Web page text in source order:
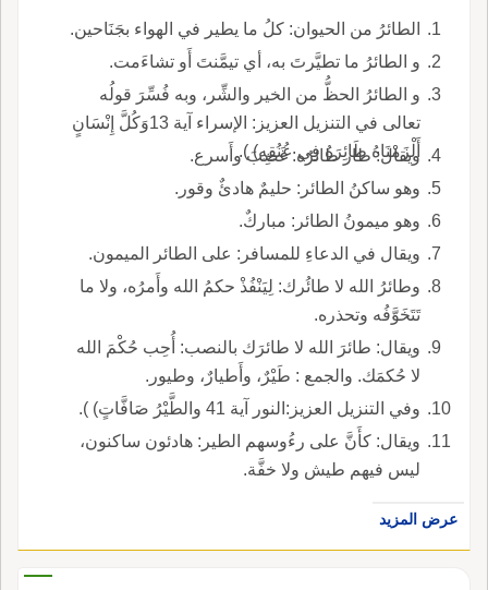
الطائرُ من الحيوان: كلُ ما يطير في الهواء بجَنَاحين.
و الطائرُ ما تطيَّرتَ به، أي تيمَّنتَ أَو تشاءَمت.
و الطائرُ الحظُّ من الخير والشِّر، وبه فُسِّرَ قولُه
تعالى في التنزيل العزيز: الإسراء آية 13وَكُلَّ إِنْسَانٍ
أَلْزَمْنَاهُ طَائِرَهُ فِي عُنُقِهِ) ).
ويقال: طار طائرُه: غَضِبَ وأَسرع.
وهو ساكنُ الطائر: حليمٌ هادئٌ وقور.
وهو ميمونُ الطائر: مباركٌ.
ويقال في الدعاءِ للمسافر: على الطائر الميمون.
وطائرُ الله لا طائُرك: لِيَنْفُذْ حكمُ الله وأَمرُه، ولا ما
تَتَخَوَّفُه وتحذره.
ويقال: طائرَ الله لا طائرَك بالنصب: أُحِب حُكْمَ الله
لا حُكمَك. والجمع : طَيْرٌ، وأَطيارٌ، وطيور.
وفي التنزيل العزيز:النور آية 41 والطَّيْرُ صَافَّاتٍ) ).
ويقال: كأَنَّ على رءُوسهم الطير: هادئون ساكنون،
ليس فيهم طيش ولا خفَّة.
عرض المزيد